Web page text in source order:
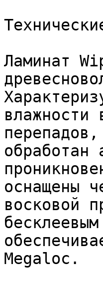
Ламинат
влажности
обработан
оснащены
восковой
Megaloc.